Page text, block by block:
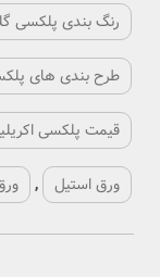
رنگ بندی پلکسی
طرح بندی های
قیمت پلکسی
ورق استیل ,